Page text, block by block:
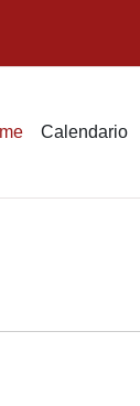
Calendario